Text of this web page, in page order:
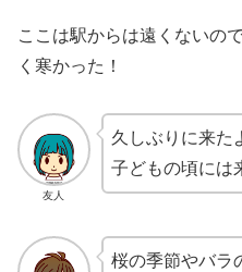
ここは駅からは遠くないの
く寒かった！
友人
久しぶりに来た
子どもの頃には
桜の季節やバラ